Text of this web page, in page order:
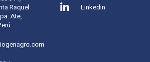
Raquel
Ate,
Linkedin